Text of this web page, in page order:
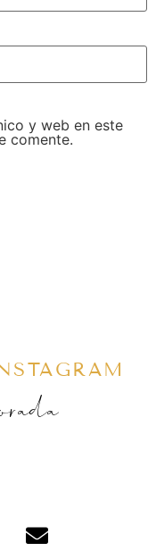
y web en este
comente.